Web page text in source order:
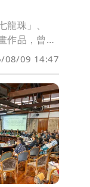
龍珠」、
作品，曾經
輕人的成
經典作品
」也擋
行量首度跌
國內發行量
經實質歸
08/09 14:47